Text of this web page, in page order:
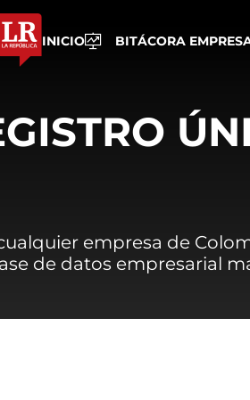
INICIO BITÁCORA
empresa de
de datos empresarial